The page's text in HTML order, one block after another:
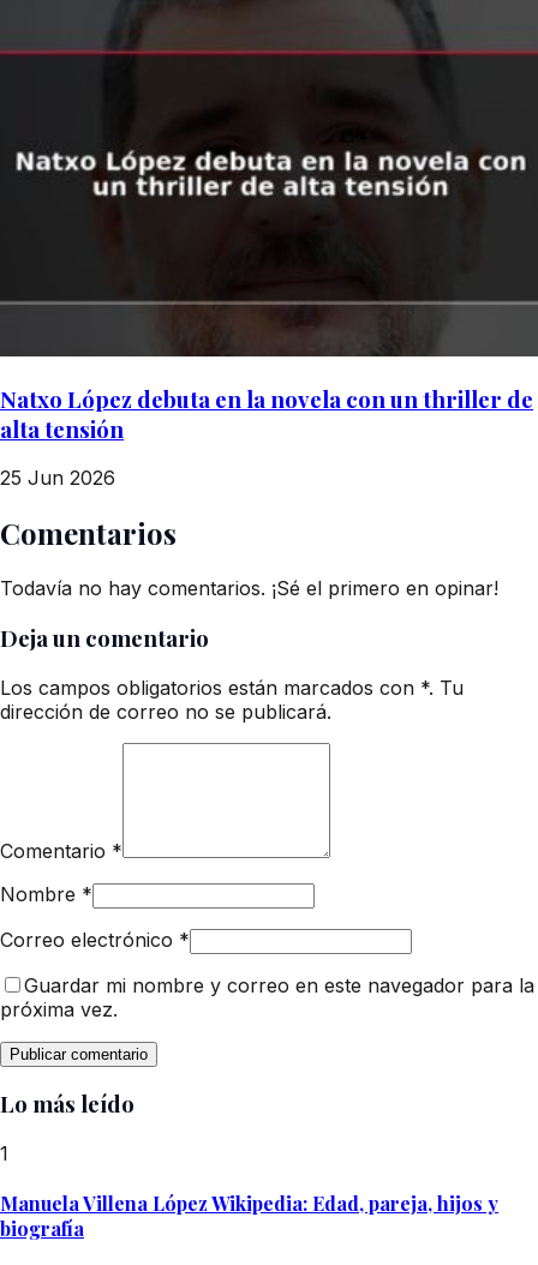
Natxo López debuta en la novela con un thriller de
alta tensión
25 Jun 2026
Comentarios
Todavía no hay comentarios. ¡Sé el primero en opinar!
Deja un comentario
Los campos obligatorios están marcados con *. Tu
dirección de correo no se publicará.
Comentario *
Nombre *
Correo electrónico *
Guardar mi nombre y correo en este navegador para la
próxima vez.
Lo más leído
1
Manuela Villena López Wikipedia: Edad, pareja, hijos y
biografía